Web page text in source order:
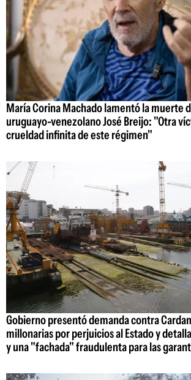
María Corina Machado lamentó la muerte
uruguayo-venezolano José Breijo: "Otra
crueldad infinita de este régimen"
Gobierno presentó demanda contra
millonarias por perjuicios al Estado y
y una "fachada" fraudulenta para las